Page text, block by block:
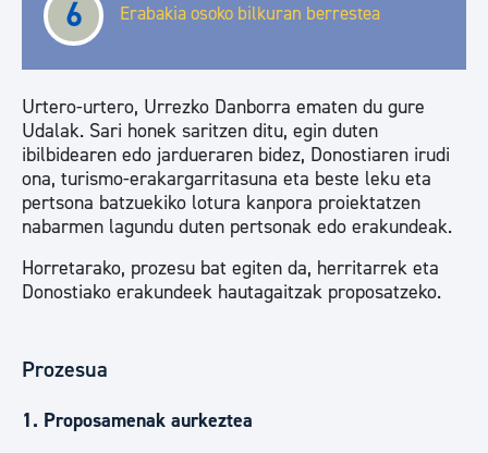
6 Erabakia osoko bilkuran berrestea
Urtero-urtero, Urrezko Danborra ematen du gure
Udalak. Sari honek saritzen ditu, egin duten
ibilbidearen edo jardueraren bidez, Donostiaren irudi
ona, turismo-erakargarritasuna eta beste leku eta
pertsona batzuekiko lotura kanpora proiektatzen
nabarmen lagundu duten pertsonak edo erakundeak.
Horretarako, prozesu bat egiten da, herritarrek eta
Donostiako erakundeek hautagaitzak proposatzeko.
Prozesua
1. Proposamenak aurkeztea